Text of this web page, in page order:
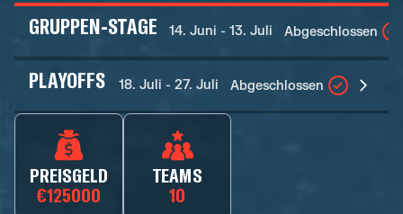
GRUPPEN-STAGE 14. Juni - 13. Juli Abgeschlossen
PLAYOFFS 18. Juli - 27. Juli Abgeschlossen
PREISGELD
€125000
TEAMS
10